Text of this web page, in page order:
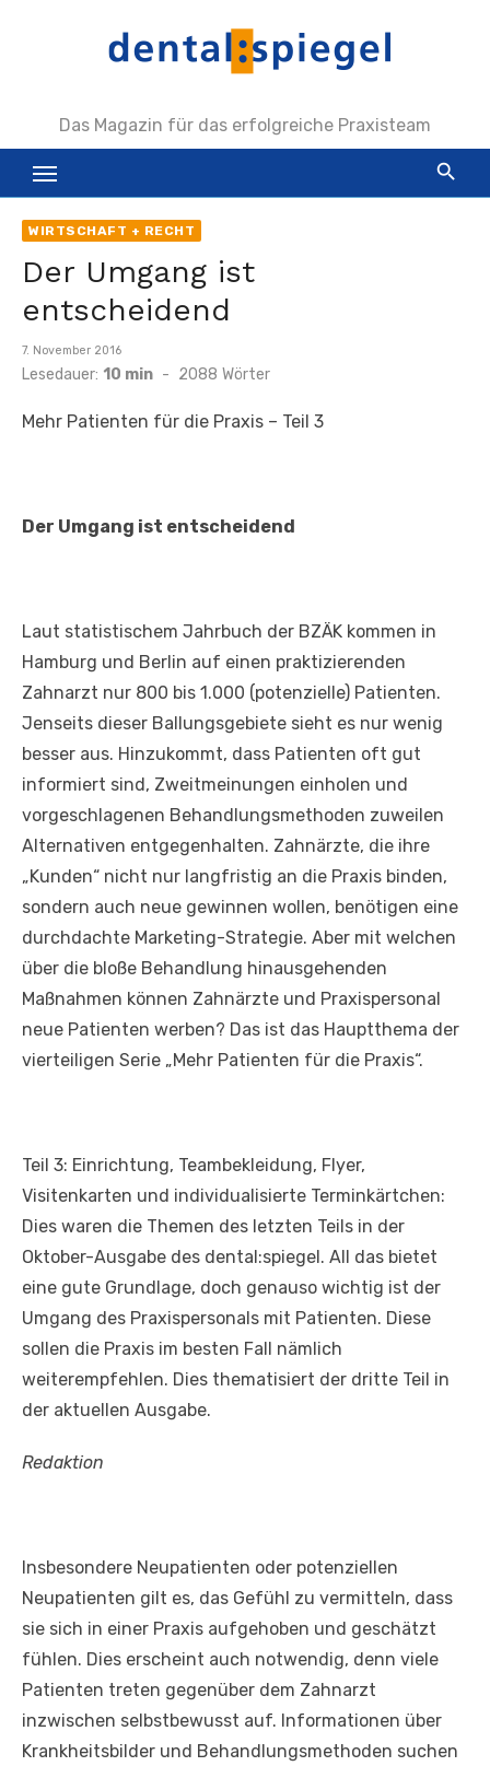
Das Magazin für das erfolgreiche Praxisteam
WIRTSCHAFT + RECHT
Der Umgang ist
entscheidend
Veröffentlicht
am
7. November 2016
Lesedauer: 10 min - 2088 Wörter
Mehr Patienten für die Praxis – Teil 3
Der Umgang ist entscheidend
Laut statistischem Jahrbuch der BZÄK kommen in
Hamburg und Berlin auf einen praktizierenden
Zahnarzt nur 800 bis 1.000 (potenzielle) Patienten.
Jenseits dieser Ballungsgebiete sieht es nur wenig
besser aus. Hinzukommt, dass Patienten oft gut
informiert sind, Zweitmeinungen einholen und
vorgeschlagenen Behandlungsmethoden zuweilen
Alternativen entgegenhalten. Zahnärzte, die ihre
„Kunden“ nicht nur langfristig an die Praxis binden,
sondern auch neue gewinnen wollen, benötigen eine
durchdachte Marketing-Strategie. Aber mit welchen
über die bloße Behandlung hinausgehenden
Maßnahmen können Zahnärzte und Praxispersonal
neue Patienten werben? Das ist das Hauptthema der
vierteiligen Serie „Mehr Patienten für die Praxis“.
Teil 3: Einrichtung, Teambekleidung, Flyer,
Visitenkarten und individualisierte Terminkärtchen:
Dies waren die Themen des letzten Teils in der
Oktober-Ausgabe des dental:spiegel. All das bietet
eine gute Grundlage, doch genauso wichtig ist der
Umgang des Praxispersonals mit Patienten. Diese
sollen die Praxis im besten Fall nämlich
weiterempfehlen. Dies thematisiert der dritte Teil in
der aktuellen Ausgabe.
Redaktion
Insbesondere Neupatienten oder potenziellen
Neupatienten gilt es, das Gefühl zu vermitteln, dass
sie sich in einer Praxis aufgehoben und geschätzt
fühlen. Dies erscheint auch notwendig, denn viele
Patienten treten gegenüber dem Zahnarzt
inzwischen selbstbewusst auf. Informationen über
Krankheitsbilder und Behandlungsmethoden suchen